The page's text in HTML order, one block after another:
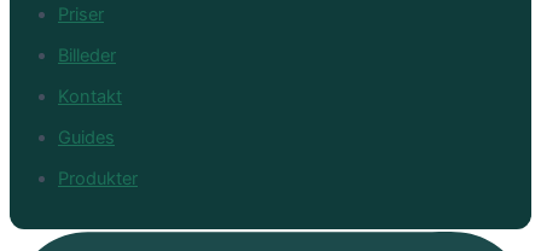
Priser
Billeder
Kontakt
Guides
Produkter